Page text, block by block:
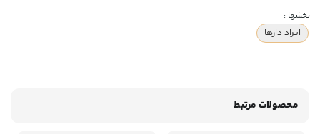
بخشها :
ایراد دارها
محصولات مرتبط